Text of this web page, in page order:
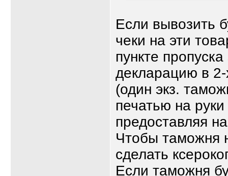
Если вывозить
чеки на эти
пункте
декларацию в
(один экз.
печатью на руки
предоставляя
Чтобы таможня
сделать
Если таможня